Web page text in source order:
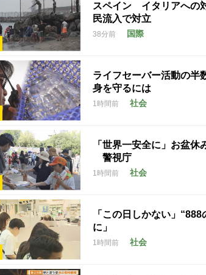
スペイン イタリアへの
民流入で対立
38分前 国際
ライフセーバー活動の
身を守るには
1時間前 社会
「世界一安全に」お盆
警視庁
1時間前 社会
「この日しかない」
に」
1時間前 社会